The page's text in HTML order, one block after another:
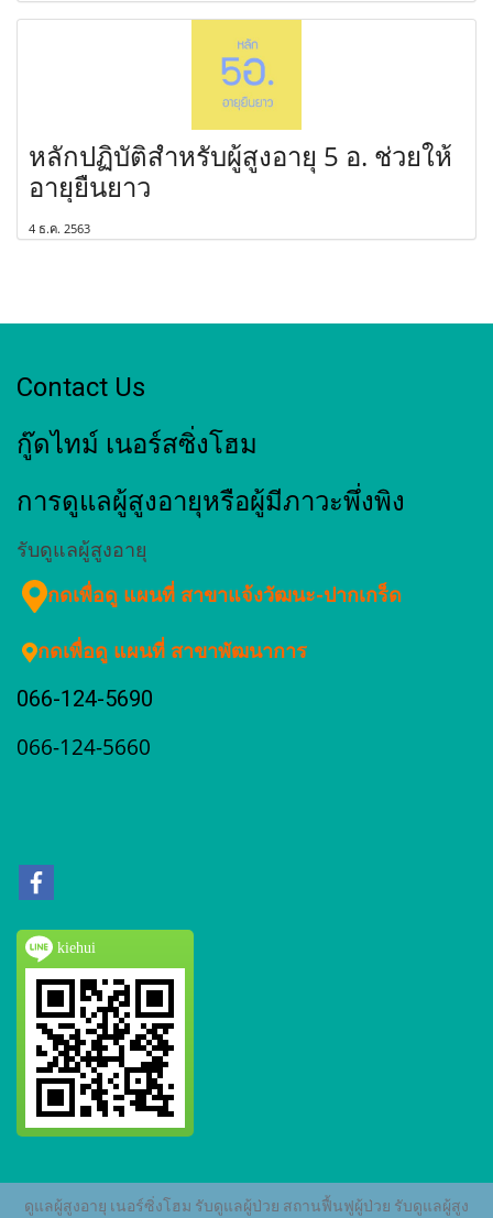
หลักปฏิบัติสำหรับผู้สูงอายุ 5 อ. ช่วยให้
อายุยืนยาว
4 ธ.ค. 2563
Contact Us
กู๊ดไทม์ เนอร์สซิ่งโฮม
การดูแลผู้สูงอายุหรือผู้มีภาวะพึ่งพิง
รับดูแลผู้สูงอายุ
กดเพื่อดู แผนที่ สาขาแจ้งวัฒนะ-ปากเกร็ด
กดเพื่อดู แผนที่ สาขาพัฒนาการ
066-124-5690
066-124-5660
kiehui
ดูแลผู้สูงอายุ เนอร์ซิ่งโฮม รับดูแลผู้ป่วย สถานฟื้นฟูผู้ป่วย รับดูแลผู้สูง